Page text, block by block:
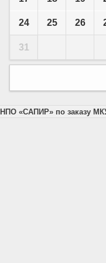
24 25 26
31
НПО «САПИР» по заказу